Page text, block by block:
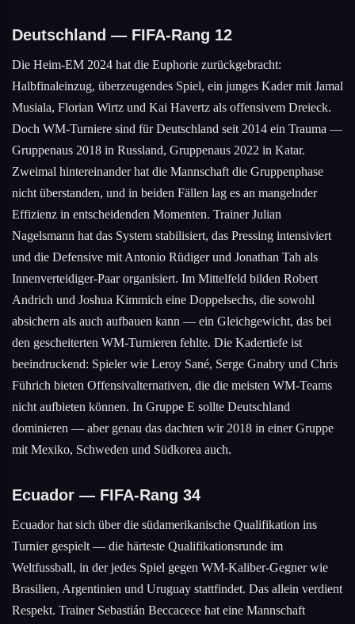
Deutschland — FIFA-Rang 12
Die Heim-EM 2024 hat die Euphorie zurückgebracht:
Halbfinaleinzug, überzeugendes Spiel, ein junges Kader mit Jamal
Musiala, Florian Wirtz und Kai Havertz als offensivem Dreieck.
Doch WM-Turniere sind für Deutschland seit 2014 ein Trauma —
Gruppenaus 2018 in Russland, Gruppenaus 2022 in Katar.
Zweimal hintereinander hat die Mannschaft die Gruppenphase
nicht überstanden, und in beiden Fällen lag es an mangelnder
Effizienz in entscheidenden Momenten. Trainer Julian
Nagelsmann hat das System stabilisiert, das Pressing intensiviert
und die Defensive mit Antonio Rüdiger und Jonathan Tah als
Innenverteidiger-Paar organisiert. Im Mittelfeld bilden Robert
Andrich und Joshua Kimmich eine Doppelsechs, die sowohl
absichern als auch aufbauen kann — ein Gleichgewicht, das bei
den gescheiterten WM-Turnieren fehlte. Die Kadertiefe ist
beeindruckend: Spieler wie Leroy Sané, Serge Gnabry und Chris
Führich bieten Offensivalternativen, die die meisten WM-Teams
nicht aufbieten können. In Gruppe E sollte Deutschland
dominieren — aber genau das dachten wir 2018 in einer Gruppe
mit Mexiko, Schweden und Südkorea auch.
Ecuador — FIFA-Rang 34
Ecuador hat sich über die südamerikanische Qualifikation ins
Turnier gespielt — die härteste Qualifikationsrunde im
Weltfussball, in der jedes Spiel gegen WM-Kaliber-Gegner wie
Brasilien, Argentinien und Uruguay stattfindet. Das allein verdient
Respekt. Trainer Sebastián Beccacece hat eine Mannschaft